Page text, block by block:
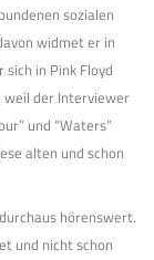
sozialen
widmet er in
in Pink Floyd
weil der Interviewer
und “Waters”
alten und schon
hörenswert.
und nicht schon